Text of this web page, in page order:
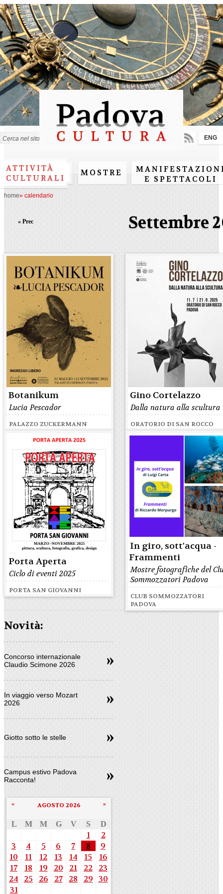
Salta al
contenuto
principale
ATTIVITÀ
CULTURALI
MOSTRE
E SPETTACOLI
ENG
home» calendario
Settembre
« Prec
Botanikum
Lucia Pescador
PALAZZO ZUCKERMANN
Gino Cortelazzo
Dalla natura alla scultura
ORATORIO DI SAN ROCCO
Porta Aperta
Ciclo di eventi 2025
PORTA SAN GIOVANNI
In giro, sott'acqua -
Frammenti
Mostre fotografiche del
Sommozzatori Padova
CLUB SOMMOZZATORI
PADOVA
Novità:
Concorso internazionale
Claudio Scimone 2026
In viaggio verso Mozart
2026
Giotto sotto le stelle
Campus estivo Padova
Racconta!
AGOSTO 2026
« »
L M M G V S D
1
2
3
4 5 6 7 8
9
10
11 12 13 14 15
16
17
18 19 20 21 22
23
24
25 26 27 28 29 30
31